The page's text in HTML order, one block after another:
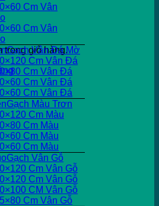
trong giỏ hàng.
Cm Vân
Cm Vân
Gạch Vân Đá Mờ
Cm Vân Đá
Cm Vân Đá
Cm Vân Đá
Cm Vân Đá
Gạch Màu Trơn
Cm Màu
Cm Màu
Cm Màu
Cm Màu
Gạch Vân Gỗ
Cm Vân Gỗ
Cm Vân Gỗ
CM Vân Gỗ
Cm Vân Gỗ